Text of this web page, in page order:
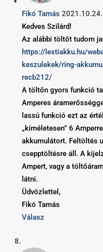
Fikó Tamás
Kedves Szilárd!
Az alábbi töltőt tudom
https://lestiakku.hu/
keszulekek/ring-
recb212/
A töltőn gyors funkció
Amperes
lassú funkció ezt az
„kíméletesen” 6
akkumulátort. Feltöltés
csepptöltésre áll. A
Ampert, vagy a
látni.
Üdvözlettel,
Fikó Tamás
Válasz